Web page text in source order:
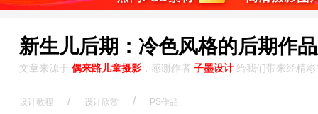
新生儿后期：冷色风格的后期作
文章来源于 偶来路儿童摄影 ，感谢作者 子墨设计 给我们带来经精
设计教程 / 设计欣赏 / PS作品